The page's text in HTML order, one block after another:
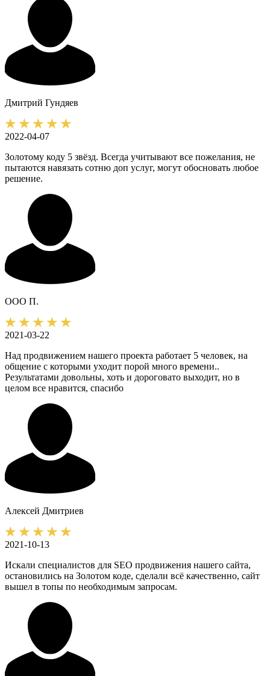
Дмитрий Гундяев
2022-04-07
Золотому коду 5 звёзд. Всегда учитывают все пожелания, не
пытаются навязать сотню доп услуг, могут обосновать любое
решение.
ООО П.
2021-03-22
Над продвижением нашего проекта работает 5 человек, на
общение с которыми уходит порой много времени..
Результатами довольны, хоть и дороговато выходит, но в
целом все нравится, спасибо
Алексей Дмитриев
2021-10-13
Искали специалистов для SEO продвижения нашего сайта,
остановились на Золотом коде, сделали всё качественно, сайт
вышел в топы по необходимым запросам.